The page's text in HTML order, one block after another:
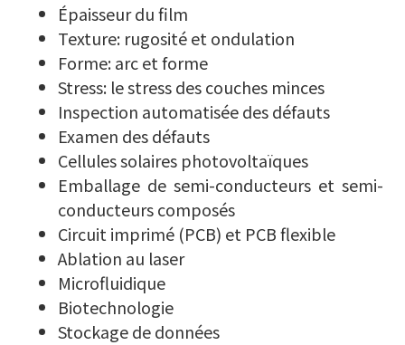
Épaisseur du film
Texture: rugosité et ondulation
Forme: arc et forme
Stress: le stress des couches minces
Inspection automatisée des défauts
Examen des défauts
Cellules solaires photovoltaïques
Emballage de semi-conducteurs et semi-
conducteurscomposés
Circuit imprimé (PCB) et PCB flexible
Ablation au laser
Microfluidique
Biotechnologie
Stockage de données